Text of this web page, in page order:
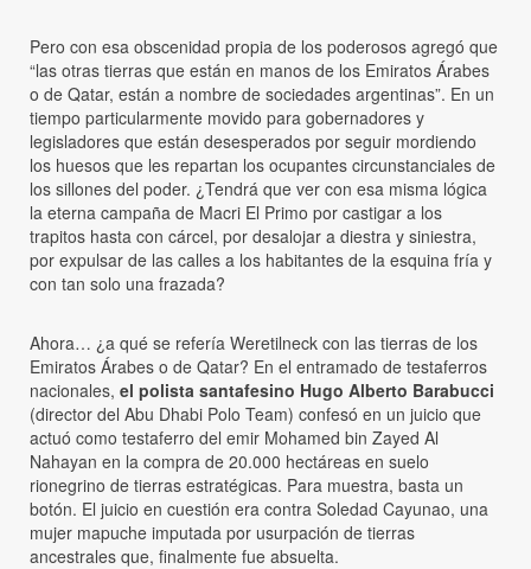
Pero con esa obscenidad propia de los poderosos agregó que
“las otras tierras que están en manos de los Emiratos Árabes
o de Qatar, están a nombre de sociedades argentinas”. En un
tiempo particularmente movido para gobernadores y
legisladores que están desesperados por seguir mordiendo
los huesos que les repartan los ocupantes circunstanciales de
los sillones del poder. ¿Tendrá que ver con esa misma lógica
la eterna campaña de Macri El Primo por castigar a los
trapitos hasta con cárcel, por desalojar a diestra y siniestra,
por expulsar de las calles a los habitantes de la esquina fría y
con tan solo una frazada?
Ahora… ¿a qué se refería Weretilneck con las tierras de los
Emiratos Árabes o de Qatar? En el entramado de testaferros
nacionales, el polista santafesino Hugo Alberto Barabucci
(director del Abu Dhabi Polo Team) confesó en un juicio que
actuó como testaferro del emir Mohamed bin Zayed Al
Nahayan en la compra de 20.000 hectáreas en suelo
rionegrino de tierras estratégicas. Para muestra, basta un
botón. El juicio en cuestión era contra Soledad Cayunao, una
mujer mapuche imputada por usurpación de tierras
ancestrales que, finalmente fue absuelta.